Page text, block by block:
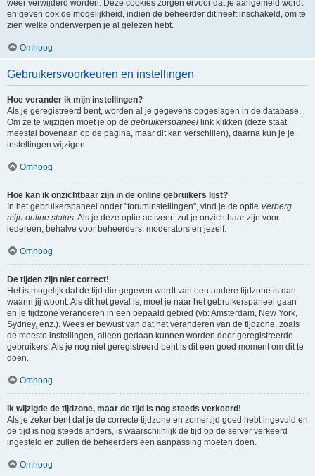
weer verwijderd worden. Deze cookies zorgen ervoor dat je aangemeld wordt
en geven ook de mogelijkheid, indien de beheerder dit heeft inschakeld, om te
zien welke onderwerpen je al gelezen hebt.
Omhoog
Gebruikersvoorkeuren en instellingen
Hoe verander ik mijn instellingen?
Als je geregistreerd bent, worden al je gegevens opgeslagen in de database.
Om ze te wijzigen moet je op de gebruikerspaneel link klikken (deze staat
meestal bovenaan op de pagina, maar dit kan verschillen), daarna kun je je
instellingen wijzigen.
Omhoog
Hoe kan ik onzichtbaar zijn in de online gebruikers lijst?
In het gebruikerspaneel onder "foruminstellingen", vind je de optie Verberg
mijn online status. Als je deze optie activeert zul je onzichtbaar zijn voor
iedereen, behalve voor beheerders, moderators en jezelf.
Omhoog
De tijden zijn niet correct!
Het is mogelijk dat de tijd die gegeven wordt van een andere tijdzone is dan
waarin jij woont. Als dit het geval is, moet je naar het gebruikerspaneel gaan
en je tijdzone veranderen in een bepaald gebied (vb: Amsterdam, New York,
Sydney, enz.). Wees er bewust van dat het veranderen van de tijdzone, zoals
de meeste instellingen, alleen gedaan kunnen worden door geregistreerde
gebruikers. Als je nog niet geregistreerd bent is dit een goed moment om dit te
doen.
Omhoog
Ik wijzigde de tijdzone, maar de tijd is nog steeds verkeerd!
Als je zeker bent dat je de correcte tijdzone en zomertijd goed hebt ingevuld en
de tijd is nog steeds anders, is waarschijnlijk de tijd op de server verkeerd
ingesteld en zullen de beheerders een aanpassing moeten doen.
Omhoog